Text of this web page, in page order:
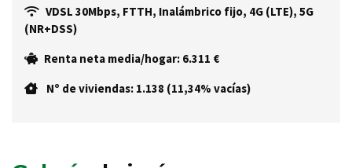
VDSL 30Mbps, FTTH, Inalámbrico fijo, 4G (LTE), 5G
(NR+DSS)
Renta neta media/hogar: 6.311 €
Nº de viviendas: 1.138 (11,34% vacías)